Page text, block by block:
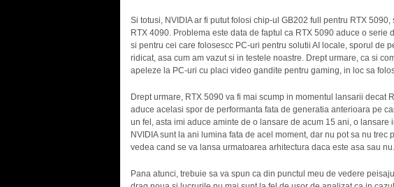
Si totusi, NVIDIA ar fi putut folosi chip-ul GB202 full pentru RTX
RTX 4090. Problema este data de faptul ca RTX 5090 aduce o
si pentru cei care folosescc PC-uri pentru solutii AI locale, sporul de
ridicat, asa cum am vazut si in testele noastre. Drept urmare, ca si
apeleze la PC-uri cu placi video gandite pentru gaming, in loc sa
Drept urmare, RTX 5090 va fi mai scump in momentul lansarii decat
aduce acelasi spor de performanta fata de generatia anterioara pe
un fel, asta imi aduce aminte de o lansare de acum 15 ani, o
NVIDIA sunt la ani lumina fata de acel moment, dar nu pot sa nu
vedea cand se va lansa urmatoarea arhitectura daca este asa sau nu.
Pana atunci, trebuie sa va spun ca din punctul meu de vedere